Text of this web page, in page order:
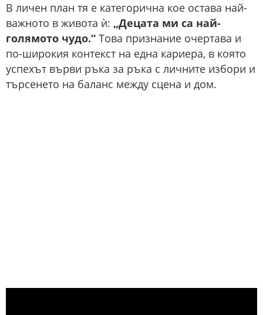
В личен план тя е категорична кое остава най-
важното в живота ѝ: „Децата ми са най-
голямото чудо.“ Това признание очертава и
по-широкия контекст на една кариера, в която
успехът върви ръка за ръка с личните избори и
търсенето на баланс между сцена и дом.